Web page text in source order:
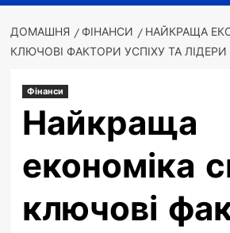
ДОМАШНЯ ФІНАНСИ
НАЙКРАЩА
КЛЮЧОВІ ФАКТОРИ УСПІХУ ТА ЛІДЕРИ
Фінанси
Найкраща
економіка
ключові